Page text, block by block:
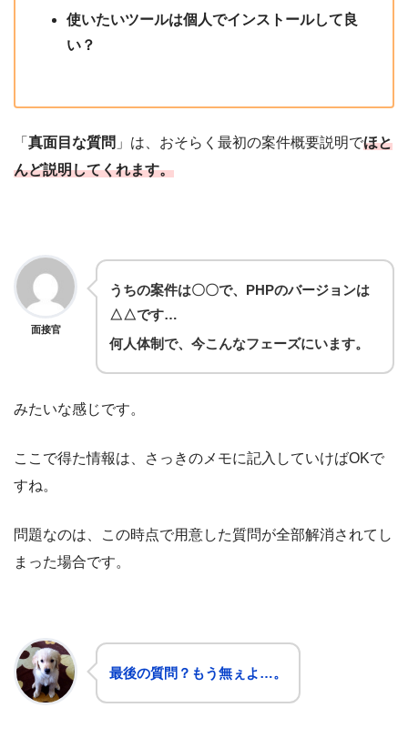
使いたいツールは個人でインストールして良
い？
「 真面目な質問 」は、おそらく最初の案件概要説明でほと
んど説明してくれます。
面接官
うちの案件は〇〇で、PHPのバージョンは
△△です…
何人体制で、今こんなフェーズにいます。
みたいな感じです。
ここで得た情報は、さっきのメモに記入していけばOKで
すね。
問題なのは、この時点で用意した質問が全部解消されてし
まった場合です。
最後の質問？もう無ぇよ…。